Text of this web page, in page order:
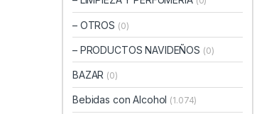
– OTROS (0)
– PRODUCTOS NAVIDEÑOS (0)
BAZAR (0)
Bebidas con Alcohol (1.074)